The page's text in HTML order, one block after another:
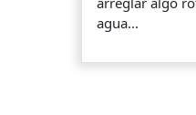
agua…